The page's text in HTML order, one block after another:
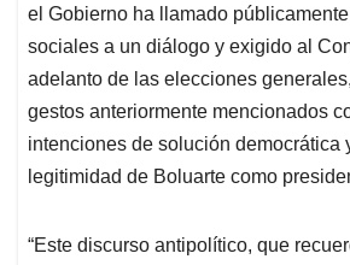
el Gobierno ha llamado
sociales a un diálogo y exigido al
adelanto de las elecciones
gestos anteriormente mencionados
intenciones de solución democrática
legitimidad de Boluarte como
“Este discurso antipolítico, que